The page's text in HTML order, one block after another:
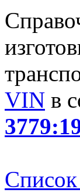
VIN в
Список